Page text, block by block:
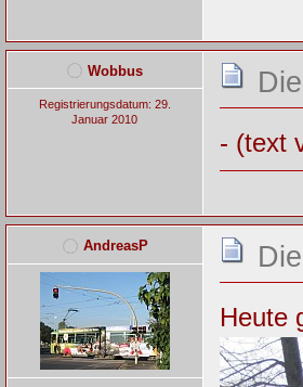
Wobbus
Registrierungsdatum: 29.
Januar 2010
- (text
AndreasP
Heute